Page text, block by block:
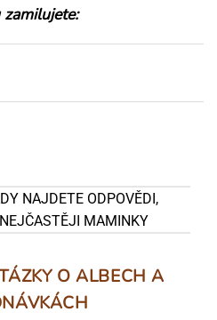
zamilujete:
NAJDETE ODPOVĚDI,
MAMINKY
O ALBECH A